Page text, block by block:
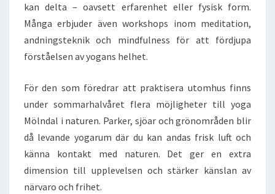
kan delta – oavsett erfarenhet eller fysisk form.
Många erbjuder även workshops inom meditation,
andningsteknik och mindfulness för att fördjupa
förståelsen av yogans helhet.
För den som föredrar att praktisera utomhus finns
under sommarhalvåret flera möjligheter till yoga
Mölndal i naturen. Parker, sjöar och grönområden blir
då levande yogarum där du kan andas frisk luft och
känna kontakt med naturen. Det ger en extra
dimension till upplevelsen och stärker känslan av
närvaro och frihet.